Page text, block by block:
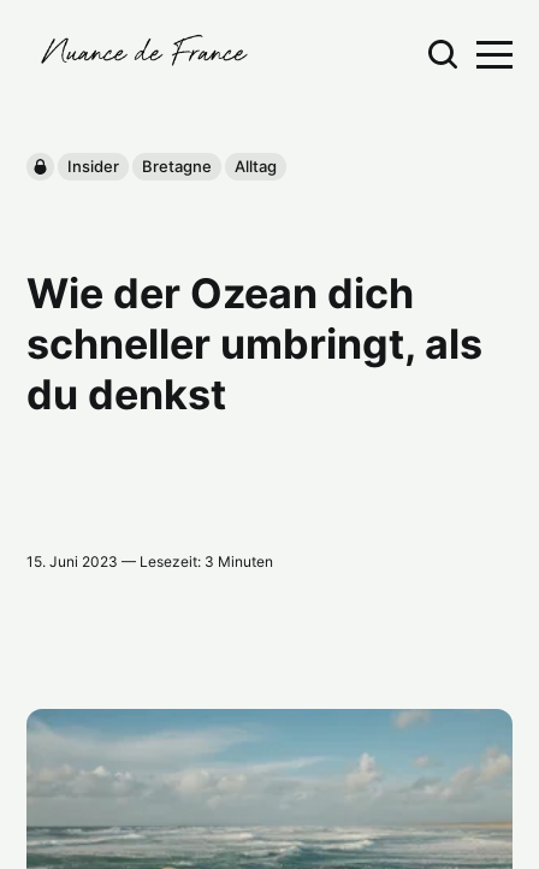
Insider Bretagne Alltag
Wie der Ozean dich
schneller umbringt, als
du denkst
15. Juni 2023 — Lesezeit: 3 Minuten